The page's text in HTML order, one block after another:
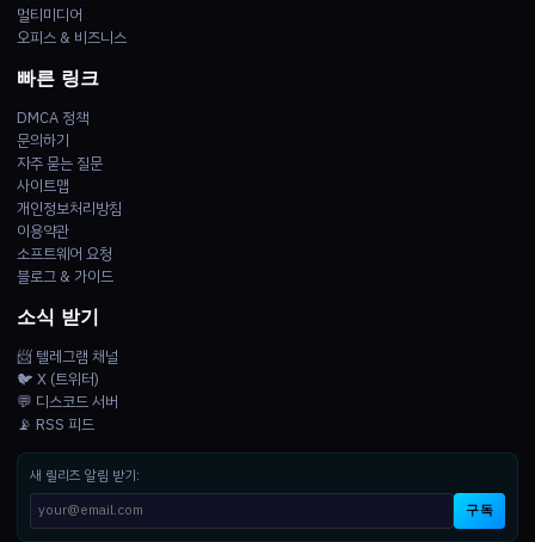
멀티미디어
오피스 & 비즈니스
빠른 링크
DMCA 정책
문의하기
자주 묻는 질문
사이트맵
개인정보처리방침
이용약관
소프트웨어 요청
블로그 & 가이드
소식 받기
📨 텔레그램 채널
🐦 X (트위터)
💬 디스코드 서버
📡 RSS 피드
새 릴리즈 알림 받기:
구독